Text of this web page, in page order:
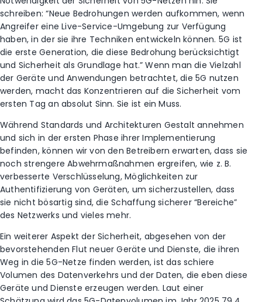
schreiben: “Neue Bedrohungen werden aufkommen, wenn
Angreifer eine Live-Service-Umgebung zur Verfügung
haben, in der sie ihre Techniken entwickeln können. 5G ist
die erste Generation, die diese Bedrohung berücksichtigt
und Sicherheit als Grundlage hat.” Wenn man die Vielzahl
der Geräte und Anwendungen betrachtet, die 5G nutzen
werden, macht das Konzentrieren auf die Sicherheit vom
ersten Tag an absolut Sinn. Sie ist ein Muss.
Während Standards und Architekturen Gestalt annehmen
und sich in der ersten Phase ihrer Implementierung
befinden, können wir von den Betreibern erwarten, dass sie
noch strengere Abwehrmaßnahmen ergreifen, wie z. B.
verbesserte Verschlüsselung, Möglichkeiten zur
Authentifizierung von Geräten, um sicherzustellen, dass
sie nicht bösartig sind, die Schaffung sicherer “Bereiche”
des Netzwerks und vieles mehr.
Ein weiterer Aspekt der Sicherheit, abgesehen von der
bevorstehenden Flut neuer Geräte und Dienste, die ihren
Weg in die 5G-Netze finden werden, ist das schiere
Volumen des Datenverkehrs und der Daten, die eben diese
Geräte und Dienste erzeugen werden. Laut einer